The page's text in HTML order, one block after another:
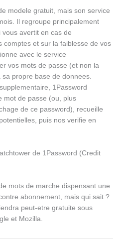
modele gratuit, mais son service
Il regroupe principalement
avertit en cas de
comptes et sur la faiblesse de vos
avec le service
vos mots de passe (et non la
propre base de donnees.
1Password
mot de passe (ou, plus
de ce password), recueille
puis nos verifie en
de 1Password (Credit
mots de marche dispensant une
abonnement, mais qui sait ?
peut-etre gratuite sous
et Mozilla.